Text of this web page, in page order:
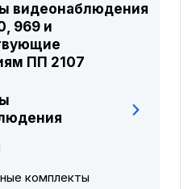
видеонаблюдения
969 и
ПП 2107
комплекты